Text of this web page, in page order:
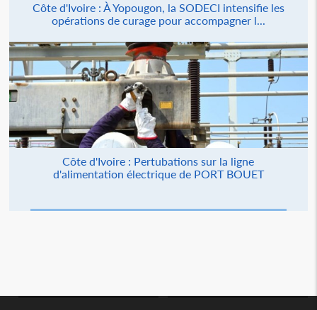
Côte d'Ivoire : À Yopougon, la SODECI intensifie les
opérations de curage pour accompagner l...
Côte d'Ivoire : Pertubations sur la ligne
d'alimentation électrique de PORT BOUET